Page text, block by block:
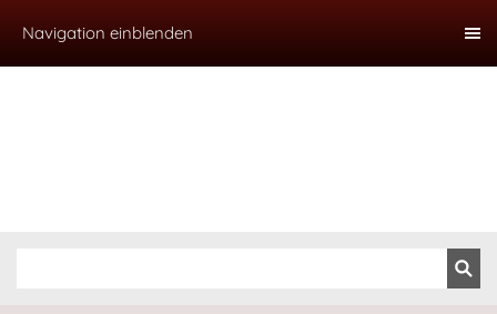
Navigation einblenden